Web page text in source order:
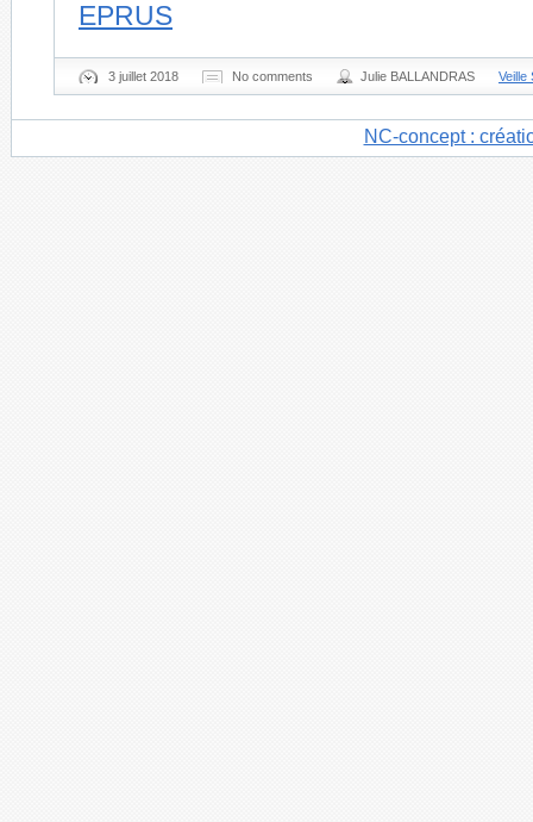
EPRUS
3 juillet 2018 No comments Julie BALLANDRAS Veille
NC-concept :